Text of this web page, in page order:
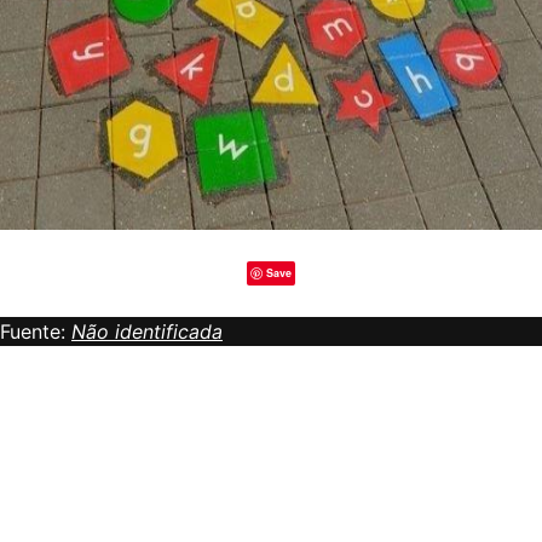
Save
Fuente: Não identificada